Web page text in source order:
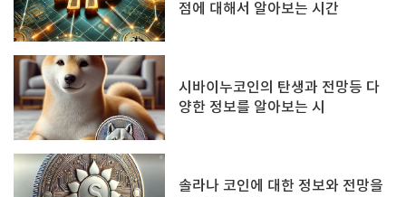
점에 대해서 알아보는 시간
시바이누코인의 탄생과 전망등 다
양한 정보를 알아보는 시
솔라나 코인에 대한 정보와 전망을